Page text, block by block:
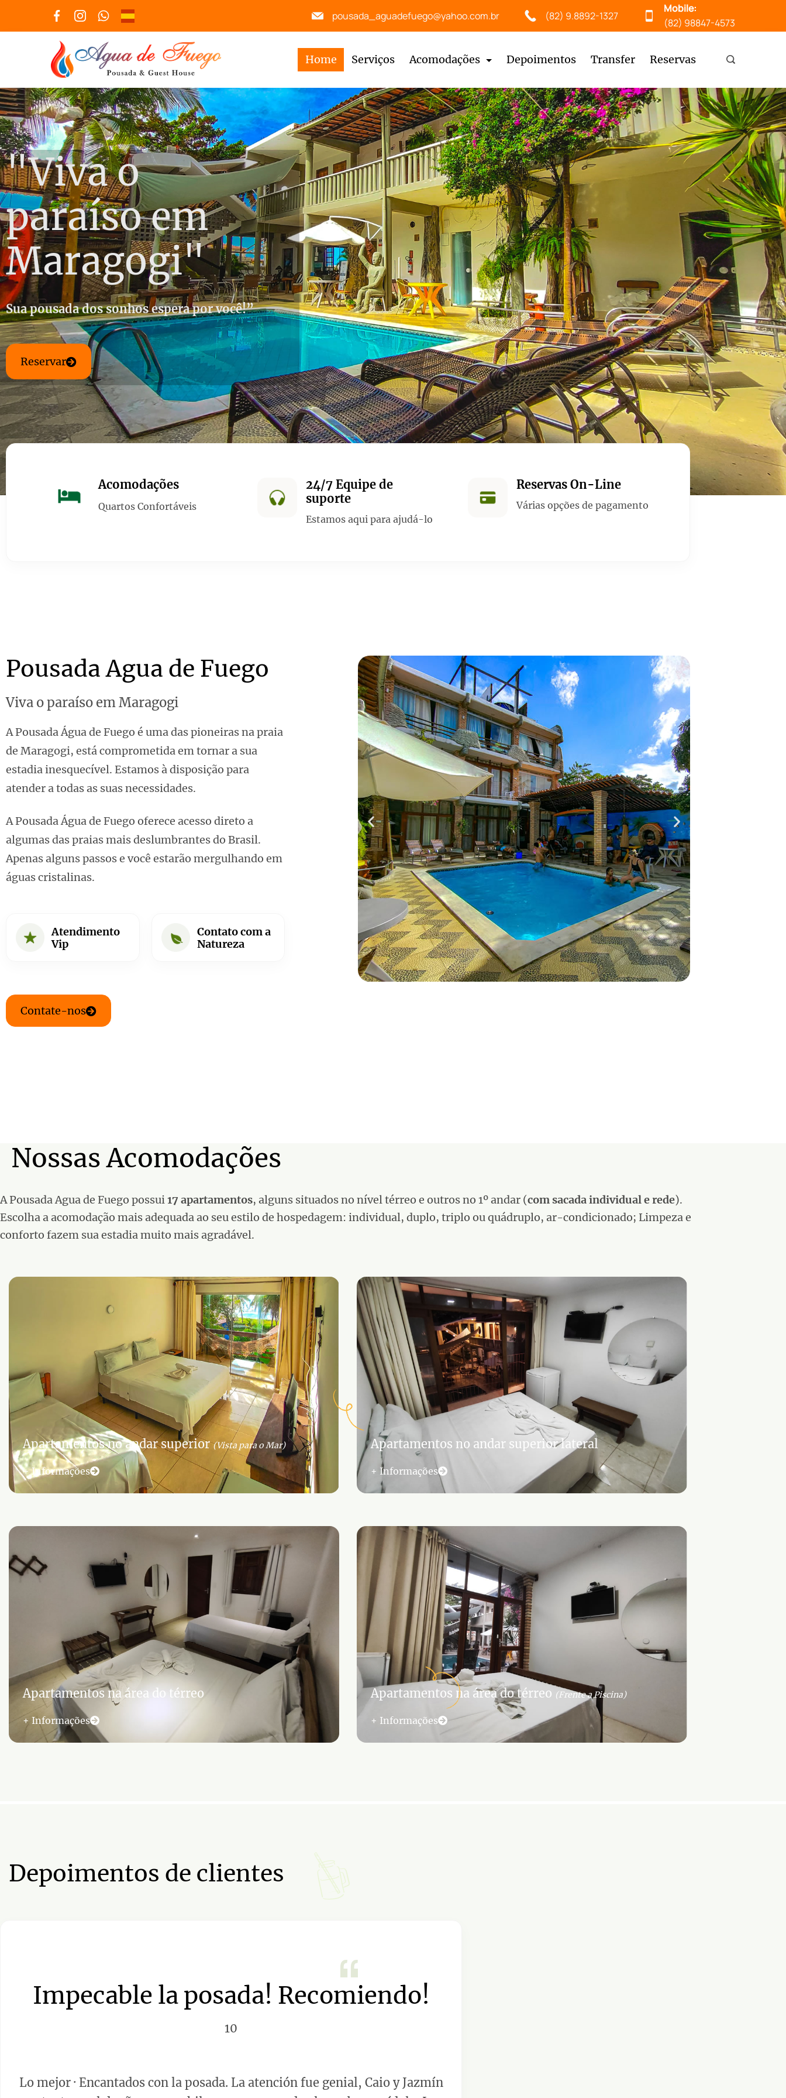
pousada_aguadefuego@yahoo.com.br (82) 9.8892-1327
Mobile:
(82) 98847-4573
Home Serviços Acomodações Depoimentos Transfer Reservas
"Viva o
paraíso em
Maragogi"
Sua pousada dos sonhos espera por você!”
Reservar
Acomodações
Quartos Confortáveis
24/7 Equipe de
suporte
Estamos aqui para ajudá-lo
Reservas On-Line
Várias opções de pagamento
Pousada Agua de Fuego
Viva o paraíso em Maragogi
A Pousada Água de Fuego é uma das pioneiras na praia
de Maragogi, está comprometida em tornar a sua
estadia inesquecível. Estamos à disposição para
atender a todas as suas necessidades.
A Pousada Água de Fuego oferece acesso direto a
algumas das praias mais deslumbrantes do Brasil.
Apenas alguns passos e você estarão mergulhando em
águas cristalinas.
Atendimento
Vip
Contato com a
Natureza
Contate-nos
Nossas Acomodações
A Pousada Agua de Fuego possui17 apartamentos, alguns situados no nível térreo e outros no 1º andar (com sacada individual e rede).
Escolha a acomodação mais adequada ao seu estilo de hospedagem: individual, duplo, triplo ou quádruplo, ar-condicionado; Limpeza e
conforto fazem sua estadia muito mais agradável.
Apartamentos no andar superior (Vista para o Mar)
+ Informações
Apartamentos no andar superior lateral
+ Informações
Apartamentos na área do térreo
+ Informações
Apartamentos na área do térreo (Frente a Piscina)
+ Informações
Depoimentos de clientes
Impecable la posada! Recomiendo!
10
Lo mejor· Encantados con la posada. La atención fue genial, Caio y Jazmín